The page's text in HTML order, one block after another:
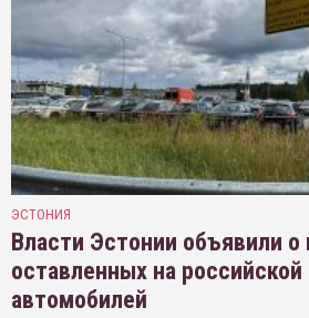
ЭСТОНИЯ
Власти Эстонии объявили
оставленных на российской
автомобилей